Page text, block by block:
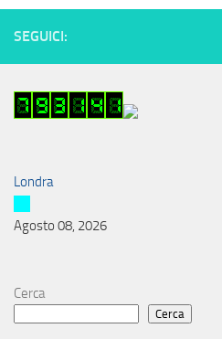
SEGUICI:
Londra
Agosto 08, 2026
Cerca
Cerca